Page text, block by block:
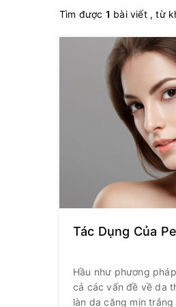
Tìm được 1 bài viết , từ
Tác Dụng Của
Hầu như phương
cả các vấn đề về da
làn da căng mịn